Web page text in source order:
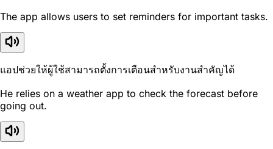
The app allows users to set reminders for important tasks.
แอปช่วยให้ผู้ใช้สามารถตั้งการเตือนสำหรับงานสำคัญได้
He relies on a weather app to check the forecast before
going out.